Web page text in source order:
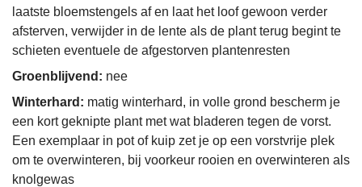
laatste bloemstengels af en laat het loof gewoon verder
afsterven, verwijder in de lente als de plant terug begint te
schieten eventuele de afgestorven plantenresten
Groenblijvend: nee
Winterhard: matig winterhard, in volle grond bescherm je
een kort geknipte plant met wat bladeren tegen de vorst.
Een exemplaar in pot of kuip zet je op een vorstvrije plek
om te overwinteren, bij voorkeur rooien en overwinteren als
knolgewas